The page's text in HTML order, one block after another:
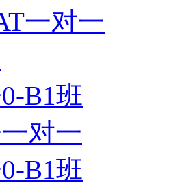
一对一
B1班
对一
B1班